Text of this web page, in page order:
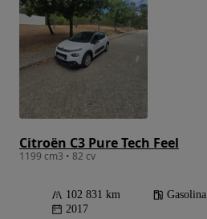
Citroën C3 Pure Tech Feel
1199 cm3 • 82 cv
102 831 km Gasolina
2017